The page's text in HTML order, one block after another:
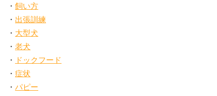
飼い方
出張訓練
大型犬
老犬
ドックフード
症状
パピー